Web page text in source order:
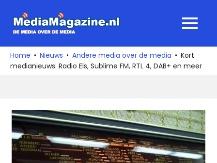
naar
media
over
de
MENU
Home Nieuws Andere media over de media
Kort
medianieuws: Radio Els, Sublime FM, RTL 4, DAB+ en meer